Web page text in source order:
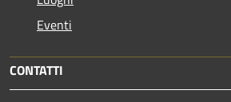
Eventi
CONTATTI